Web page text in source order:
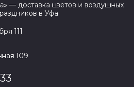
» — доставка цветов и воздушных
в Уфа
111
109